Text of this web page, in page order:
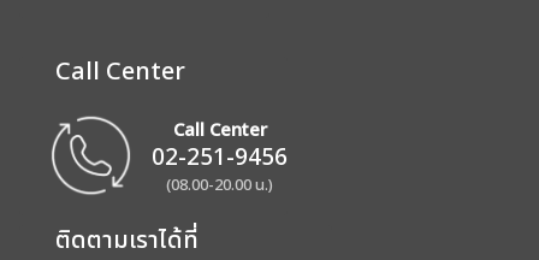
Call Center
Call Center
02-251-9456
(08.00-20.00 น.)
ติดตามเราได้ที่